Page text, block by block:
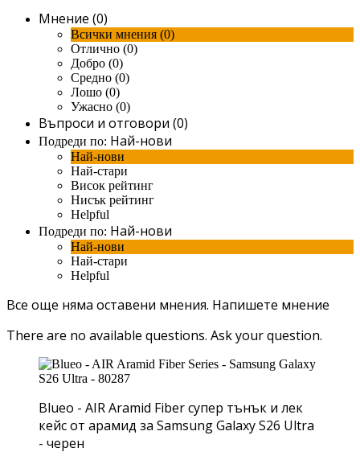
Мнение (0)
Всички мнения (0)
Отлично (0)
Добро (0)
Средно (0)
Лошо (0)
Ужасно (0)
Въпроси и отговори (0)
Подреди по: Най-нови
Най-нови
Най-стари
Висок рейтинг
Нисък рейтинг
Helpful
Подреди по: Най-нови
Най-нови
Най-стари
Helpful
Все още няма оставени мнения. Напишете мнение
There are no available questions. Ask your question.
Blueo - AIR Aramid Fiber супер тънък и лек
кейс от арамид за Samsung Galaxy S26 Ultra
- черен